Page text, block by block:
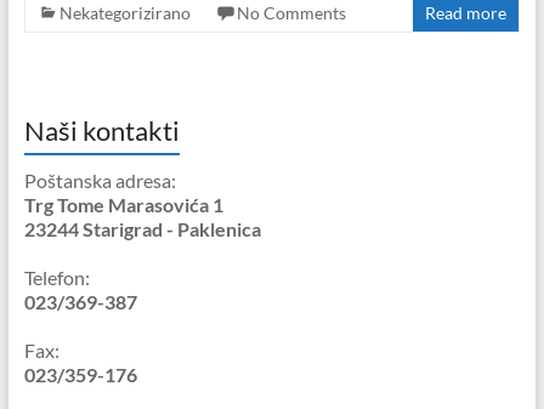
Nekategorizirano
No Comments Read more
Naši kontakti
Poštanska adresa:
Trg Tome Marasovića 1
23244 Starigrad - Paklenica
Telefon:
023/369-387
Fax:
023/359-176